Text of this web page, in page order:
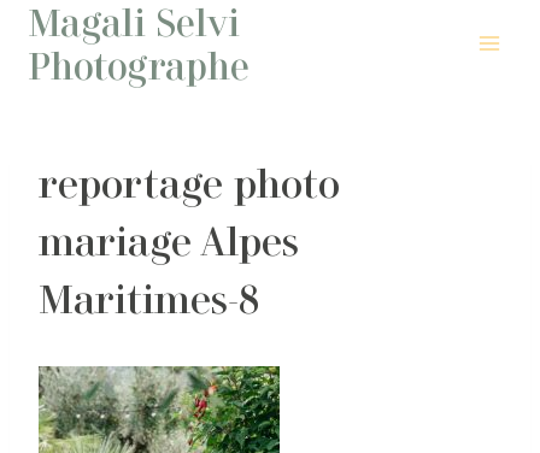
Aller
contenu
Magali Selvi
Photographe
reportage photo
mariage Alpes
Maritimes-8